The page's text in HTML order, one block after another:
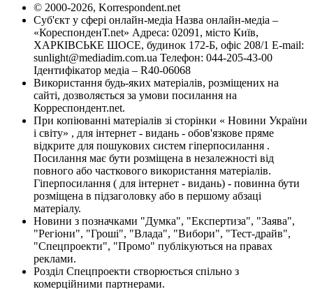
© 2000-2026, Korrespondent.net
Суб'єкт у сфері онлайн-медіа Назва онлайн-медіа –
«КореспонденТ.net» Адреса: 02091, місто Київ,
ХАРКІВСЬКЕ ШОСЕ, будинок 172-Б, офіс 208/1 E-mail:
sunlight@mediadim.com.ua Телефон: 044-205-43-00
Ідентифікатор медіа – R40-06068
Використання будь-яких матеріалів, розміщених на
сайті, дозволяється за умови посилання на
Корреспондент.net.
При копіюванні матеріалів зі сторінки « Новини України
і світу» , для інтернет - видань - обов'язкове пряме
відкрите для пошукових систем гіперпосилання .
Посилання має бути розміщена в незалежності від
повного або часткового використання матеріалів.
Гіперпосилання ( для інтернет - видань) - повинна бути
розміщена в підзаголовку або в першому абзаці
матеріалу.
Новини з позначками "Думка", "Експертиза", "Заява",
"Регіони", "Гроші", "Влада", "Вибори", "Тест-драйв",
"Спецпроекти", "Промо" публікуються на правах
реклами.
Розділ Спецпроекти створюється спільно з
комерційними партнерами.